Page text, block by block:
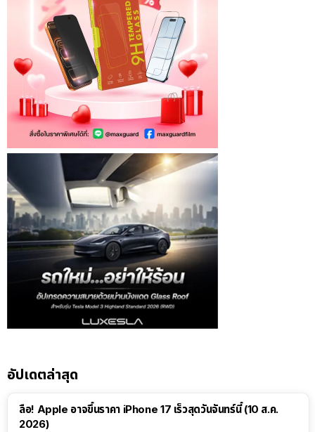
อัปเดตล่าสุด
ลือ! Apple อาจขึ้นราคา iPhone 17 เร็วสุดวันจันทร์นี้ (10 ส.ค.
2026)